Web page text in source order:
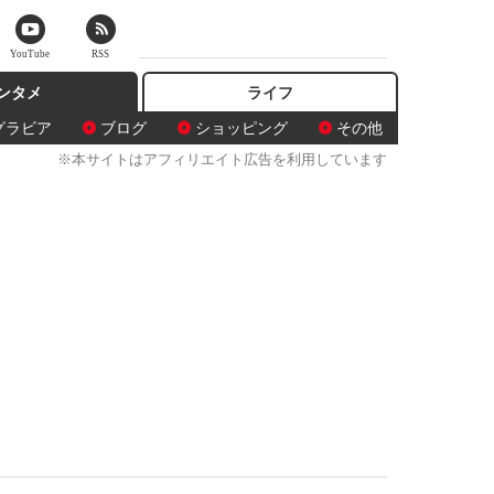
タメ
ラビア ブログ ショッピング その他
ライフ
※本サイトはアフィリエイト広告を利用しています
YouTube RSS